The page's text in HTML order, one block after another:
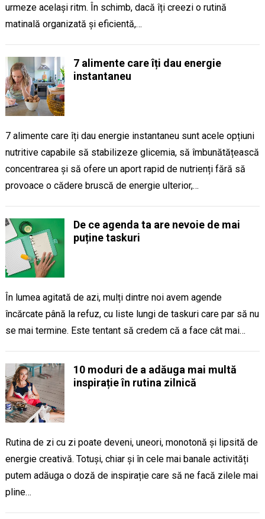
urmeze același ritm. În schimb, dacă îți creezi o rutină
matinală organizată și eficientă,…
7 alimente care îți dau energie
instantaneu
7 alimente care îți dau energie instantaneu sunt acele opțiuni
nutritive capabile să stabilizeze glicemia, să îmbunătățească
concentrarea și să ofere un aport rapid de nutrienți fără să
provoace o cădere bruscă de energie ulterior,…
De ce agenda ta are nevoie de mai
puține taskuri
În lumea agitată de azi, mulți dintre noi avem agende
încărcate până la refuz, cu liste lungi de taskuri care par să nu
se mai termine. Este tentant să credem că a face cât mai…
10 moduri de a adăuga mai multă
inspirație în rutina zilnică
Rutina de zi cu zi poate deveni, uneori, monotonă și lipsită de
energie creativă. Totuși, chiar și în cele mai banale activități
putem adăuga o doză de inspirație care să ne facă zilele mai
pline…